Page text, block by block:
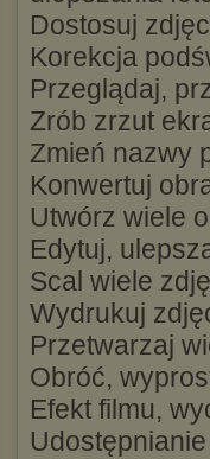
Dostosuj
Korekcja
Przeglądaj,
Zrób zrzut
Zmień nazwy
Konwertuj
Utwórz wiele
Edytuj,
Scal wiele
Wydrukuj
Przetwarzaj
Obróć,
Efekt filmu,